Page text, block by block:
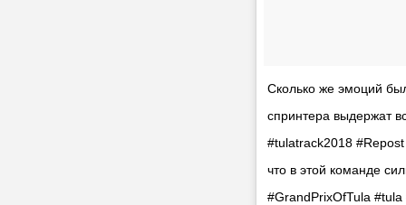
Сколько же эмоций
спринтера выдержат
#tulatrack2018
что в этой команде
#GrandPrixOfTula #tula